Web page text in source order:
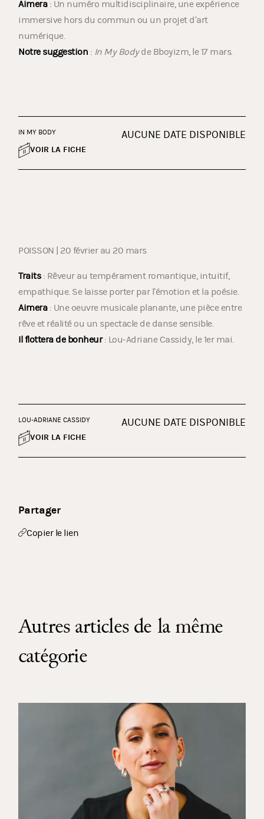
Aimera: Un numéro multidisciplinaire, une expérience
immersive hors du commun ou un projet d’art
numérique.
Notre suggestion : In My Bodyde Bboyizm, le 17 mars.
IN MY BODY AUCUNE DATE DISPONIBLE
VOIR LA FICHE
POISSON | 20 février au 20 mars
Traits: Rêveur au tempérament romantique, intuitif,
empathique. Se laisse porter par l’émotion et la poésie.
Aimera: Une oeuvre musicale planante, une pièce entre
rêve et réalité ou un spectacle de danse sensible.
Il flottera de bonheur: Lou-Adriane Cassidy, le 1er mai.
LOU-ADRIANE CASSIDY AUCUNE DATE DISPONIBLE
VOIR LA FICHE
Partager
Copier le lien
Autres articles de la même
catégorie